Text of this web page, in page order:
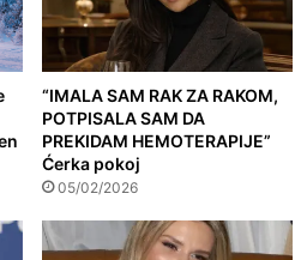
“IMALA SAM RAK ZA RAKOM,
POTPISALA SAM DA
PREKIDAM HEMOTERAPIJE”
Ćerka pokoj
05/02/2026